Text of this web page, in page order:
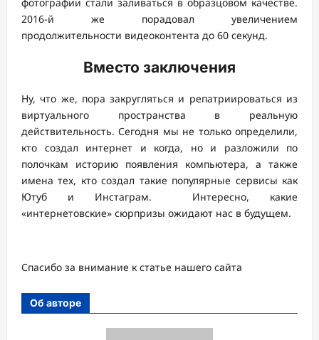
2016-й же порадовал увеличением
продолжительности видеоконтента до 60 секунд.
Вместо заключения
Ну, что же, пора закругляться и репатриироваться из
виртуального пространства в реальную
действительность. Сегодня мы не только определили,
кто создал интернет и когда, но и разложили по
полочкам историю появления компьютера, а также
имена тех, кто создал такие популярные сервисы как
Ютуб и Инстаграм. Интересно, какие
«интернетовские» сюрпризы ожидают нас в будущем.
Спасибо за внимание к статье нашего сайта
Об авторе